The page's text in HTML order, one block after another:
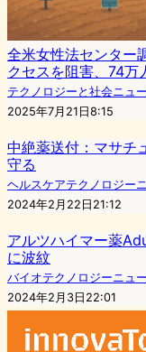
全米女性法センター
クセスを阻害、74万
テクノロジーと社会ニュ
2025年7月21日8:15
中絶薬送付：マサチ
守る
ヘルスケアテクノロジー
2024年2月22日21:12
アルツハイマー薬
に波紋
バイオテクノロジーニュ
2024年2月3日22:01